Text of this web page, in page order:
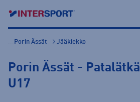
... Porin Ässät Jääkiekko
Porin Ässät - Patalätkä
U17